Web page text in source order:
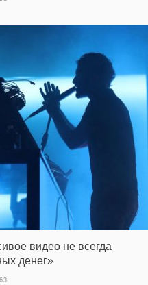
видео не всегда
денег»